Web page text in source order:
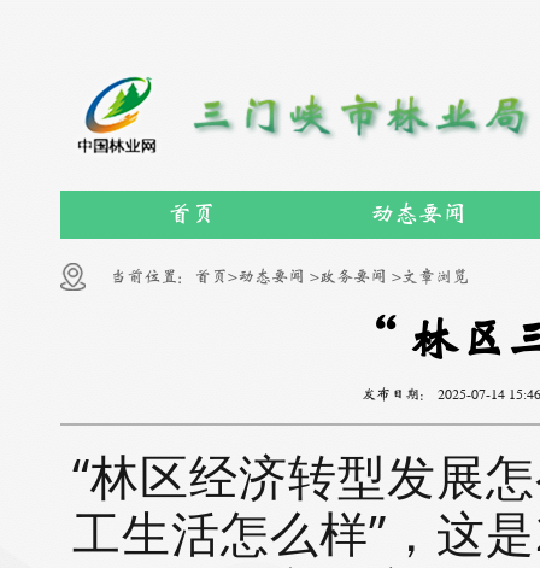
首页 动态要闻
当前位置： 首页>动态要闻 >政务要闻 >文章浏览
“林区
发布日期： 2025-07-14 15:46
“林区经济转型发展
工生活怎么样”，这